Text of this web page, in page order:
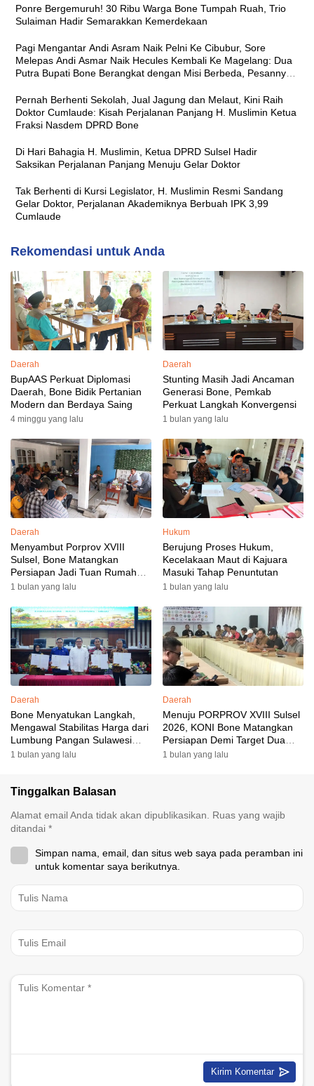
Ponre Bergemuruh! 30 Ribu Warga Bone Tumpah Ruah, Trio
Sulaiman Hadir Semarakkan Kemerdekaan
Pagi Mengantar Andi Asram Naik Pelni Ke Cibubur, Sore
Melepas Andi Asmar Naik Hecules Kembali Ke Magelang: Dua
Putra Bupati Bone Berangkat dengan Misi Berbeda, Pesannya
Pernah Berhenti Sekolah, Jual Jagung dan Melaut, Kini Raih
Doktor Cumlaude: Kisah Perjalanan Panjang H. Muslimin Ketua
Fraksi Nasdem DPRD Bone
Di Hari Bahagia H. Muslimin, Ketua DPRD Sulsel Hadir
Saksikan Perjalanan Panjang Menuju Gelar Doktor
Tak Berhenti di Kursi Legislator, H. Muslimin Resmi Sandang
Gelar Doktor, Perjalanan Akademiknya Berbuah IPK 3,99
Cumlaude
Rekomendasi untuk Anda
Daerah
BupAAS Perkuat Diplomasi
Daerah, Bone Bidik Pertanian
Modern dan Berdaya Saing
4 minggu yang lalu
Daerah
Stunting Masih Jadi Ancaman
Generasi Bone, Pemkab
Perkuat Langkah Konvergensi
1 bulan yang lalu
Daerah
Menyambut Porprov XVIII
Sulsel, Bone Matangkan
Persiapan Jadi Tuan Rumah
yang Berkesan: Wakil Bupati
Targetkan Venue dan
Akomodasi Rampung
1 bulan yang lalu
Hukum
Berujung Proses Hukum,
Kecelakaan Maut di Kajuara
Masuki Tahap Penuntutan
1 bulan yang lalu
Daerah
Bone Menyatukan Langkah,
Mengawal Stabilitas Harga dari
Lumbung Pangan Sulawesi
Selatan
1 bulan yang lalu
Daerah
Menuju PORPROV XVIII Sulsel
2026, KONI Bone Matangkan
Persiapan Demi Target Dua
Besar
1 bulan yang lalu
Tinggalkan Balasan
Alamat email Anda tidak akan dipublikasikan.
Ruas yang wajib
ditandai *
Simpan nama, email, dan situs web saya pada peramban ini
untuk komentar saya berikutnya.